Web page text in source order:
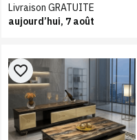
Livraison GRATUITE
aujourd’hui, 7 août
favorite_border